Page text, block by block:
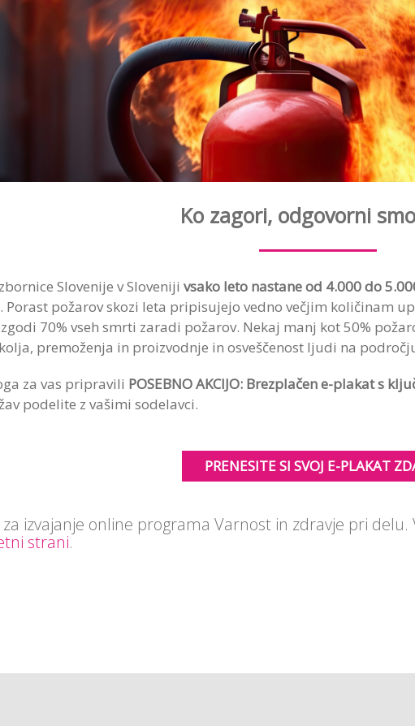
Ko zagori, odgovorni
Slovenije v Sloveniji vsako leto nastane od 4.000 do
požarov skozi leta pripisujejo vedno večjim količinam
70% vseh smrti zaradi požarov. Nekaj manj kot 50%
premoženja in proizvodnje in osveščenost ljudi na
za vas pripravili POSEBNO AKCIJO: Brezplačen e-plakat s
podelite z vašimi sodelavci.
PRENESITE SI SVOJ E-PLAKAT
za izvajanje online programa Varnost in zdravje pri
strani.